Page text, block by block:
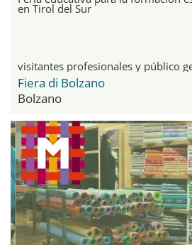
en Tirol del Sur
visitantes profesionales y público
Fiera di Bolzano
Bolzano